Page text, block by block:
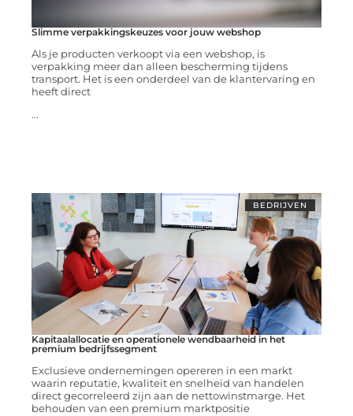
Slimme verpakkingskeuzes voor jouw webshop
Als je producten verkoopt via een webshop, is
verpakking meer dan alleen bescherming tijdens
transport. Het is een onderdeel van de klantervaring en
heeft direct
...
BEDRIJVEN
Kapitaalallocatie en operationele wendbaarheid in het
premium bedrijfssegment
Exclusieve ondernemingen opereren in een markt
waarin reputatie, kwaliteit en snelheid van handelen
direct gecorreleerd zijn aan de nettowinstmarge. Het
behouden van een premium marktpositie